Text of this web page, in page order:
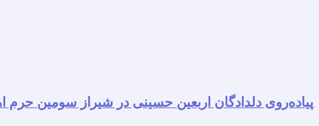
پیاده‌روی دلدادگان اربعین حسینی در شیراز سومین حرم